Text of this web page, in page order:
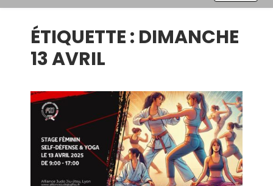
Open
menu
ÉTIQUETTE : DIMANCHE
13 AVRIL